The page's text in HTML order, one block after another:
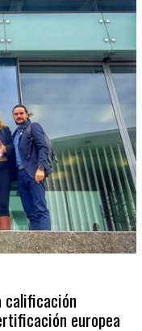
calificación
europea